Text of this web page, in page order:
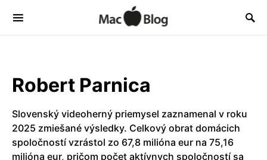
Robert Parnica
Slovenský videoherný priemysel zaznamenal v roku
2025 zmiešané výsledky. Celkový obrat domácich
spoločností vzrástol zo 67,8 milióna eur na 75,16
milióna eur, pričom počet aktívnych spoločností sa